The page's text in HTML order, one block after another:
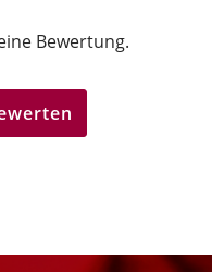
Bewertung.